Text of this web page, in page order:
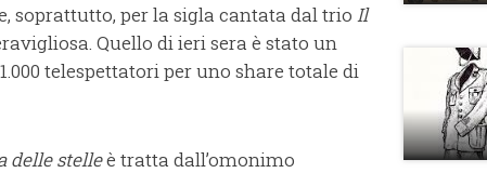
soprattutto, per la sigla cantata dal trio Il
Quello di ieri sera è stato un
telespettatori per uno share totale di
delle stelleè tratta dall’omonimo